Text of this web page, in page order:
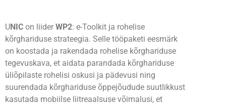
UNIC on liider WP2: e-Toolkit ja rohelise
kõrghariduse strateegia. Selle tööpaketi eesmärk
on koostada ja rakendada rohelise kõrghariduse
tegevuskava, et aidata parandada kõrghariduse
üliõpilaste rohelisi oskusi ja pädevusi ning
suurendada kõrghariduse õppejõudude suutlikkust
kasutada mobiilse liitreaalsuse võimalusi, et